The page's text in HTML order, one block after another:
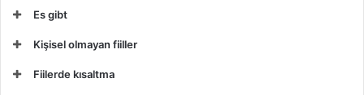
Es gibt
Kişisel olmayan fiiller
Fiilerde kısaltma